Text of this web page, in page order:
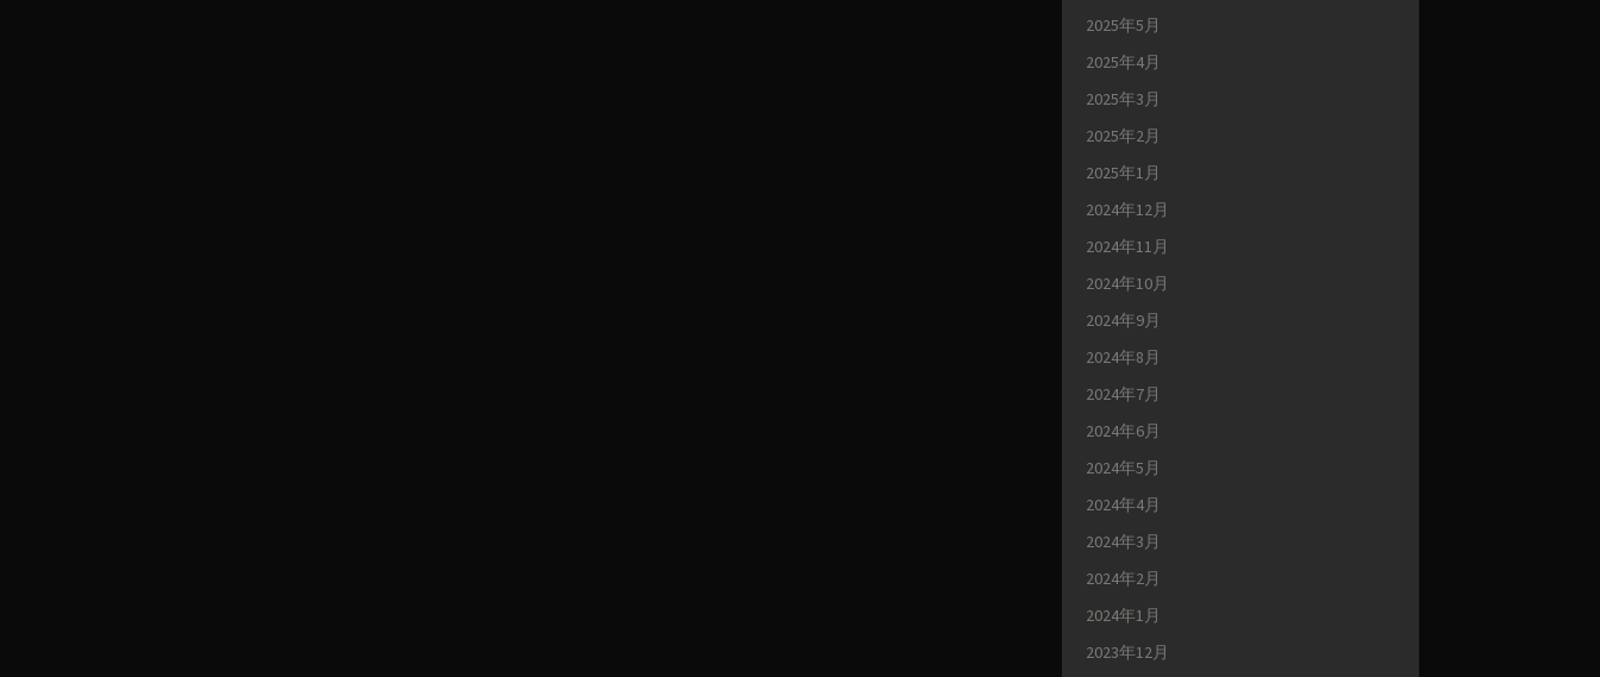
2025年5月
2025年4月
2025年3月
2025年2月
2025年1月
2024年12月
2024年11月
2024年10月
2024年9月
2024年8月
2024年7月
2024年6月
2024年5月
2024年4月
2024年3月
2024年2月
2024年1月
2023年12月